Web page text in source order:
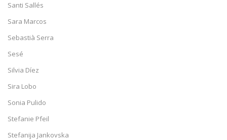
Santi Sallés
Sara Marcos
Sebastià Serra
Sesé
Silvia Díez
Sira Lobo
Sonia Pulido
Stefanie Pfeil
Stefanija Jankovska